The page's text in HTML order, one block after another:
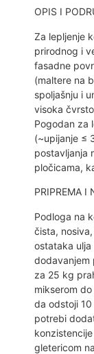
OPIS I
Za lepljenje
prirodnog i
fasadne
(maltere na
spoljašnju i
visoka
Pogodan za
(~upijanje ≤
postavljanja
pločicama,
PRIPREMA I
Podloga na
čista,
ostataka ulja
dodavanjem
za 25 kg
mikserom
da odstoji
potrebi
gletericom